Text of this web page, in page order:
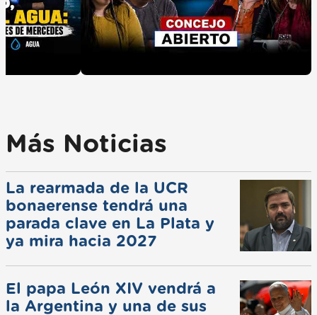
Más Noticias
La rearmada de la UCR
bonaerense tendrá una
parada clave en La Plata y
ya mira hacia 2027
El papa León XIV vendrá a
la Argentina y una de sus